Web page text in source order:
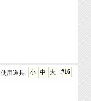
#16
大
中
小
使用道具